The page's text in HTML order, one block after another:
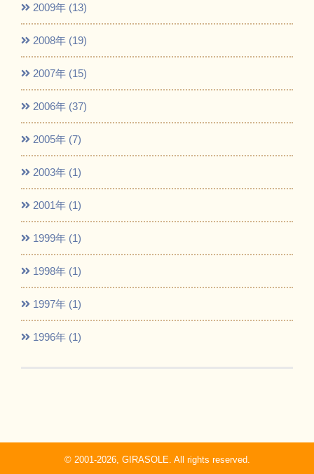
2009年 (13)
2008年 (19)
2007年 (15)
2006年 (37)
2005年 (7)
2003年 (1)
2001年 (1)
1999年 (1)
1998年 (1)
1997年 (1)
1996年 (1)
© 2001-2026, GIRASOLE. All rights reserved.